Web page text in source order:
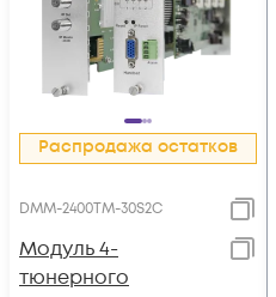
Распродажа остатков
DMM-2400TM-30S2C
Модуль 4-
тюнерного